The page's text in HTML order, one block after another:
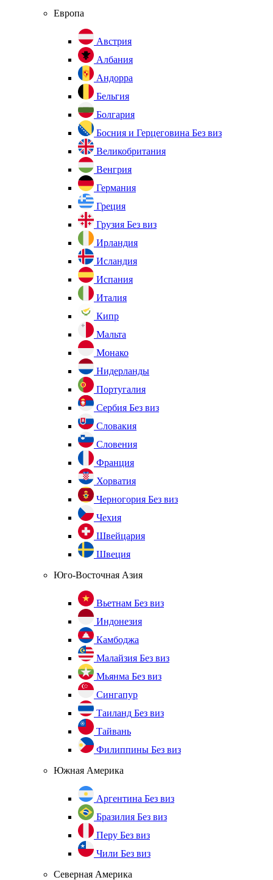
Европа
Австрия
Албания
Андорра
Бельгия
Болгария
Босния и Герцеговина Без виз
Великобритания
Венгрия
Германия
Греция
Грузия Без виз
Ирландия
Исландия
Испания
Италия
Кипр
Мальта
Монако
Нидерланды
Португалия
Сербия Без виз
Словакия
Словения
Франция
Хорватия
Черногория Без виз
Чехия
Швейцария
Швеция
Юго-Восточная Азия
Вьетнам Без виз
Индонезия
Камбоджа
Малайзия Без виз
Мьянма Без виз
Сингапур
Таиланд Без виз
Тайвань
Филиппины Без виз
Южная Америка
Аргентина Без виз
Бразилия Без виз
Перу Без виз
Чили Без виз
Северная Америка